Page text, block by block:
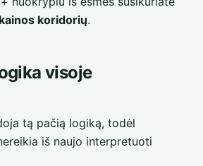
koridorių.
visoje
tą pačią logiką, todėl
iš naujo interpretuoti